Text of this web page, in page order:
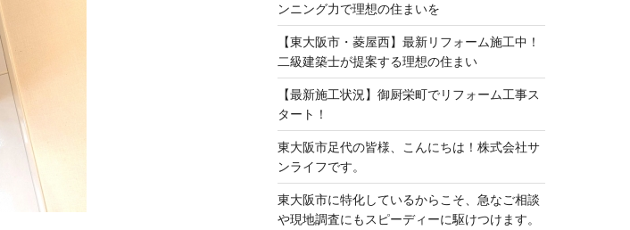
ンニング力で理想の住まいを
【東大阪市・菱屋西】最新リフォーム施工中！
二級建築士が提案する理想の住まい
【最新施工状況】御厨栄町でリフォーム工事ス
タート！
東大阪市足代の皆様、こんにちは！株式会社サ
ンライフです。
東大阪市に特化しているからこそ、急なご相談
や現地調査にもスピーディーに駆けつけます。